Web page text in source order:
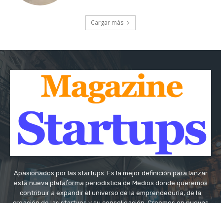
Cargar más
Apasionados por las startups. Es la mejor definición para lanzar
esta nueva plataforma periodística de Medios donde queremos
contribuir a expandir el universo de la emprendeduría, de la